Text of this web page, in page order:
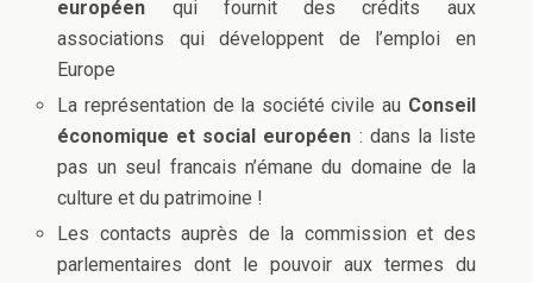
européen qui fournit des crédits aux
associations qui développent de l’emploi en
Europe
La représentation de la société civile au Conseil
économique et social européen : dans la liste
pas un seul francais n’émane du domaine de la
culture et du patrimoine !
Les contacts auprès de la commission et des
parlementaires dont le pouvoir aux termes du